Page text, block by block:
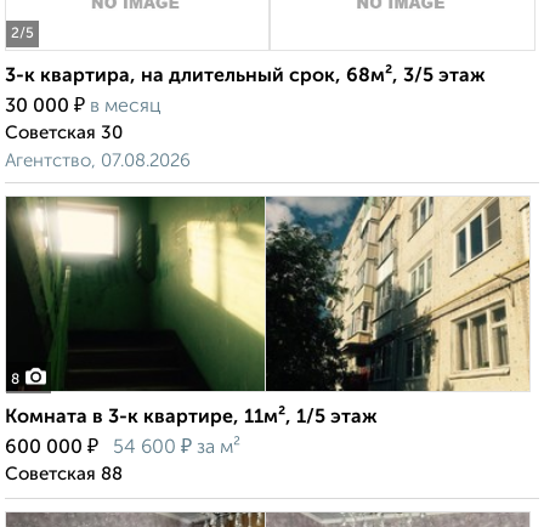
2/5
3-к квартира, на длительный срок, 68м², 3/5 этаж
30 000 ₽ в месяц
Советская 30
Агентство, 07.08.2026
8
Комната в 3-к квартире, 11м², 1/5 этаж
600 000 ₽ 54 600 ₽ за м²
Советская 88